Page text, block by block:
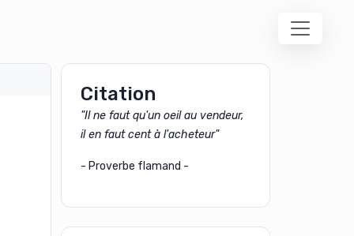
Citation
"Il ne faut qu'un oeil au vendeur,
il en faut cent à l'acheteur"
- Proverbe flamand -